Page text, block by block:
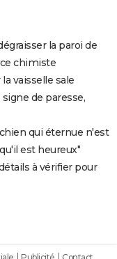
la paroi de
chimiste
vaisselle sale
de paresse,
qui éternue n'est
est heureux"
à vérifier pour